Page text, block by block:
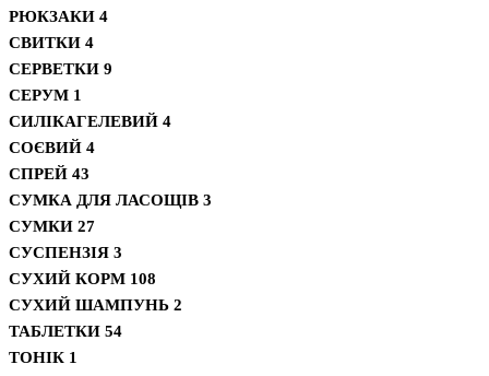
РЮКЗАКИ 4
СВИТКИ 4
СЕРВЕТКИ 9
СЕРУМ 1
СИЛІКАГЕЛЕВИЙ 4
СОЄВИЙ 4
СПРЕЙ 43
СУМКА ДЛЯ ЛАСОЩІВ 3
СУМКИ 27
СУСПЕНЗІЯ 3
СУХИЙ КОРМ 108
СУХИЙ ШАМПУНЬ 2
ТАБЛЕТКИ 54
ТОНІК 1